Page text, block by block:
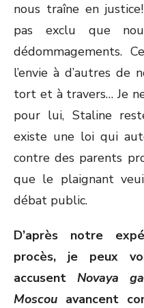
nous traîne en
pas exclu que
dédommagements.
l’envie à d’autres de
tort et à travers… Je
pour lui, Staline
existe une loi qui
contre des parents
que le plaignant
débat public.
D’après notre
procès, je peux
accusent Novaya
Moscou avancent